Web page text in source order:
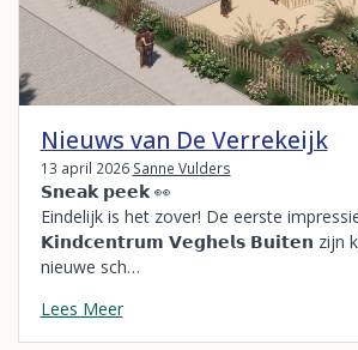
Nieuws van De Verrekeijk
13 april 2026 Sanne Vulders
𝗦𝗻𝗲𝗮𝗸 𝗽𝗲𝗲𝗸 👀
Eindelijk is het zover! De eerste
𝗞𝗶𝗻𝗱𝗰𝗲𝗻𝘁𝗿𝘂𝗺 𝗩𝗲𝗴𝗵𝗲𝗹𝘀 𝗕𝘂𝗶𝘁𝗲𝗻 zijn
nieuwe sch…
Lees Meer